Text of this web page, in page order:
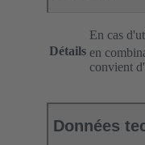
Détails
En cas
en
convient
Données